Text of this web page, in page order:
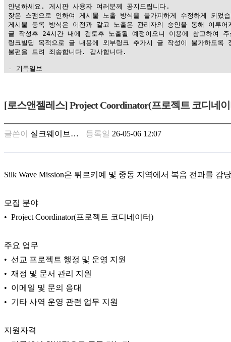
안녕하세요. 게시판 사용자 여러분께 공지드립니다.
잦은 스팸으로 인하여 게시물 노출 방식을 불가피하게 수정하게 되었
게시물 등록 방식은 이전과 같고 노출은 관리자의 승인을 통해 이루어
글 작성후 24시간 내에 검토후 노출될 예정이오니 이용에 참고하여 주
링크빌딩 목적으로 글 내용에 외부링크 추가시 글 작성이 불가하도록
불편을 드려 죄송합니다. 감사합니다.
- 기독일보
만
찾
기
크
키
주
minky
체
출
장
마
브
[로스앤젤레스] Project Coordinator(프로젝트 코디네
글쓴이 실크웨이브… 등록일 26-05-06 12:07
Silk Wave Mission은 튀르키예 및 중동 지역에서 복음 전파를
모집 분야
• Project Coordinator(프로젝트 코디네이터)
주요 업무
• 선교 프로젝트 행정 및 운영 지원
• 재정 및 문서 관리 지원
• 이메일 및 문의 응대
• 기타 사역 운영 관련 업무 지원
지원자격